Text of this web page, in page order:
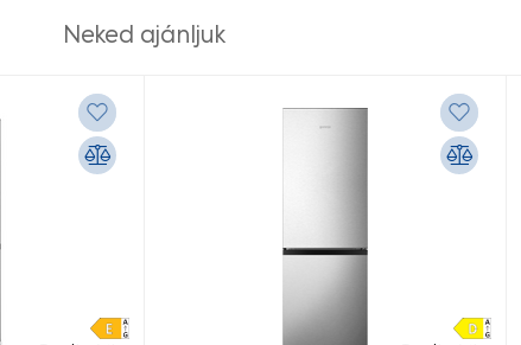
Neked ajánljuk